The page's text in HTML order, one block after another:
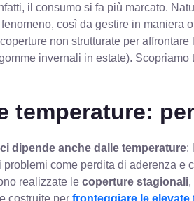
il consumo si fa più marcato.
così da gestire in maniera
non strutturate per
invernali in estate). Scopriamo
temperature:
dipende anche dalle temperature:
come perdita di aderenza e
realizzate lecoperture stagionali,
costruite perfronteggiare le elevate